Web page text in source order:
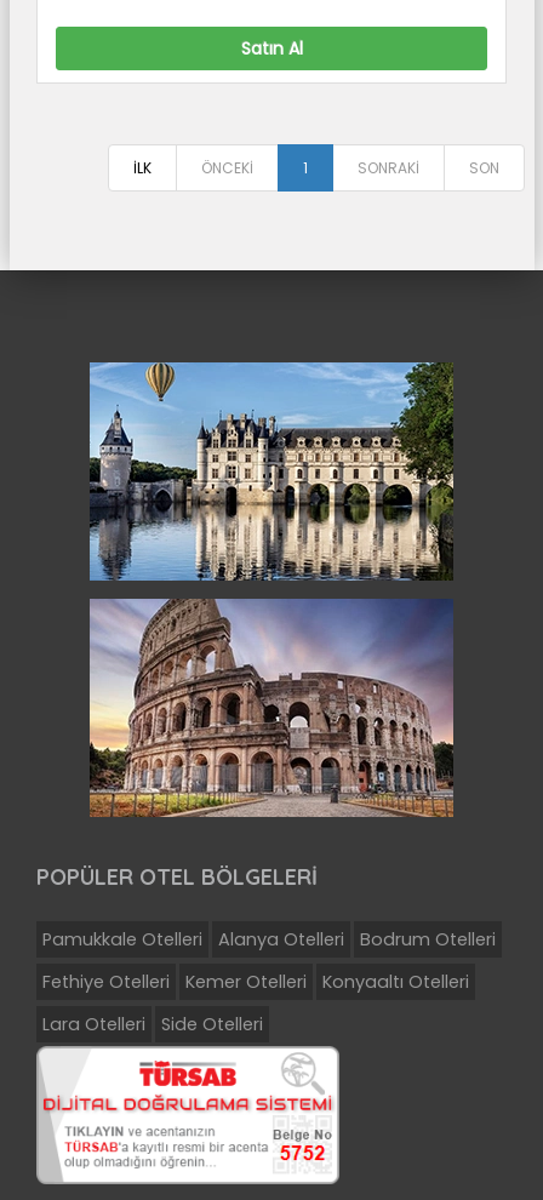
Satın Al
İLK ÖNCEKİ 1 SONRAKİ SON
POPÜLER OTEL BÖLGELERİ
Pamukkale Otelleri Alanya Otelleri
Bodrum Otelleri
Fethiye Otelleri
Kemer Otelleri
Konyaaltı Otelleri
Lara Otelleri
Side Otelleri